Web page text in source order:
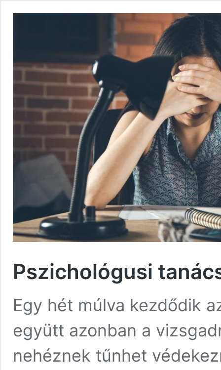
Pszichológusi
Egy hét múlva kezdődik
együtt azonban a
nehéznek tűnhet